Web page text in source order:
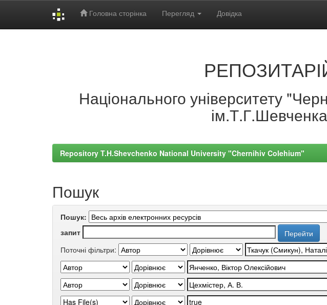
Головна сторінка Перегляд Довідка
Національного університету
ім.Т.Г.Шевченка
Repository T.H.Shevchenko National University "Chernihiv Colehium"
Пошук
Пошук:
запит
Поточні фільтри: